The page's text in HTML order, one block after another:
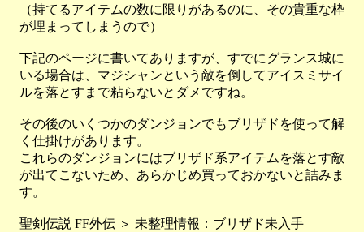
（持てるアイテムの数に限りがあるのに、その貴重な枠
が埋まってしまうので）
下記のページに書いてありますが、すでにグランス城に
いる場合は、マジシャンという敵を倒してアイスミサイ
ルを落とすまで粘らないとダメですね。
その後のいくつかのダンジョンでもブリザドを使って解
く仕掛けがあります。
これらのダンジョンにはブリザド系アイテムを落とす敵
が出てこないため、あらかじめ買っておかないと詰みま
す。
聖剣伝説 FF外伝 ＞ 未整理情報：ブリザド未入手